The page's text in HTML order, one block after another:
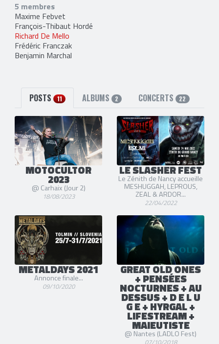
5 membres
Maxime Febvet
François-Thibaut Hordé
Richard De Mello
Frédéric Franczak
Benjamin Marchal
POSTS 11 ALBUMS 2 CONCERTS 22
MOTOCULTOR
2023
@ Carhaix (Jour 2)
18/08/2023
LE SLASHER FEST
Le Zénith de Nancy accueille
MESHUGGAH, LEPROUS,
ZEAL & ARDOR...
22/04/2022
METALDAYS 2021
Annonce finale...
09/10/2020
GREAT OLD ONES
+ PENSÉES
NOCTURNES + AU
DESSUS + D E L U
G E + HYRGAL +
LIFESTREAM +
MAIEUTISTE
@ Nantes (LADLO Fest)
07/10/2018